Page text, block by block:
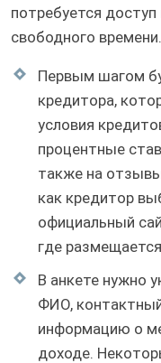
потребуется
свободного времени.
Первым шагом
кредитора,
условия
процентные
также на
как кредитор
официальный
где
В анкете нужно
ФИО,
информацию о
доходе.